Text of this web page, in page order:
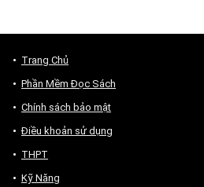
Trang Chủ
Phần Mềm Đọc Sách
Chính sách bảo mật
Điều khoản sử dụng
THPT
Kỹ Năng